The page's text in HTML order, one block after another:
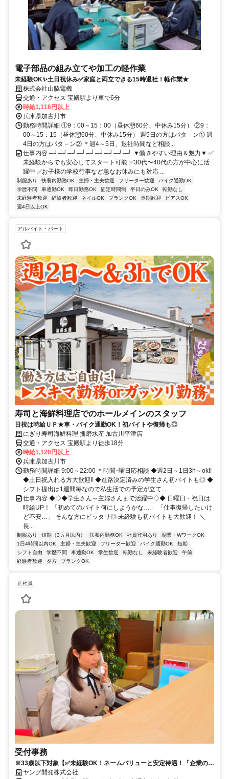
電子部品の組み立てや加工の軽作業
未経験OK✨土日祝休み✅家庭と両立できる15時退社！軽作業★
株式会社山脇電機
交通・アクセス 宝殿駅より車で6分
時給1,116円以上
兵庫県加古川市
勤務時間詳細 ①9：00～15：00（昼休憩60分、中休み15分） ②9：
00～15：15（昼休憩60分、中休み15分） 週5日の方はパタ－ン① 週
4日の方はパタ－ン② ＊週4～5日、退社時間など相談...
仕事内容 ─┘─┘─┘─┘─┘─┘─┘─┘─┘ ▼働きやすい理由＆魅力▼ ✅
未経験からでも安心してスタート可能 ✅30代〜40代の方が中心に活
躍中 ✅お子様の学校行事など急なお休みにも対応 ...
制服あり 扶養内勤務OK 主婦・主夫歓迎 フリーター歓迎
バイク通勤OK
学歴不問
車通勤OK 即日勤務OK 固定時間制 平日のみOK
転勤なし
未経験者歓迎
経験者歓迎 ネイルOK ブランクOK 長期歓迎
ピアスOK
週4日以上OK
アルバイト・パート
寿司と海鮮料理店でのホールメインのスタッフ
日祝は時給ＵＰ★車・バイク通勤OK！初バイトや復帰も◎
にぎり寿司海鮮料理 播磨水産 加古川平津店
交通・アクセス 宝殿駅より徒歩18分
時給1,120円以上
兵庫県加古川市
勤務時間詳細 9:00～22:00 ＊時間･曜日応相談 ◆週2日～1日3h～ok!!
◆土日祝入れる方大歓迎!! ◆進路決定済みの学生さん初バイトも◎ ◆
シフト提出は1週間毎なので私生活での予定が立て...
仕事内容 ◆◇◆学生さん～主婦さんまで活躍中◇◆ 日曜日・祝日は
時給UP！ 「初めてのバイト何にしようかな…」 「仕事復帰したいけ
ど不安…」 そんな方にピッタリ◎ 未経験も初バイトも大歓迎！ ＼
長...
制服あり 短期（3ヵ月以内） 扶養内勤務OK 社員登用あり
副業・WワークOK
1日4時間以内OK
主婦・主夫歓迎 フリーター歓迎 バイク通勤OK
短期
シフト自由
学歴不問 車通勤OK 学生歓迎 転勤なし 未経験者歓迎
午前
経験者歓迎
夕方 ブランクOK
正社員
受付事務
※33歳以下対象【✅️未経験OK！ネームバリューと安定待遇！「企業の
顔」として活躍する受付事務スタッフ募集！】
ヤング開発株式会社